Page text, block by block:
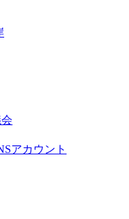
アカウント